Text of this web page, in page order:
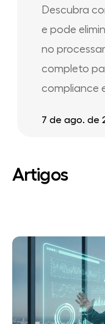
Descubra
e pode
no
completo
compliance
7 de ago. de
Artigos